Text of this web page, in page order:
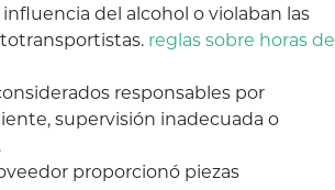
del alcohol o violaban las
reglas sobre horas de
responsables por
supervisión inadecuada o
proporcionó piezas